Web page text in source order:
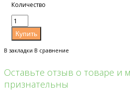
Количество
В закладки В сравнение
Оставьте отзыв о товаре и
признательны